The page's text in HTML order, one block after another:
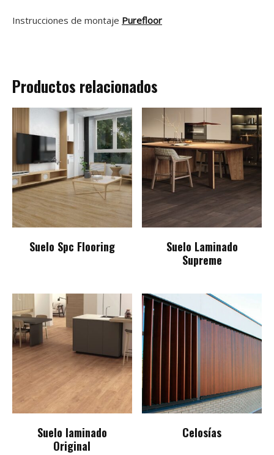
Instrucciones de montaje Purefloor
Productos relacionados
Suelo Spc Flooring
Suelo Laminado
Supreme
Suelo laminado
Original
Celosías